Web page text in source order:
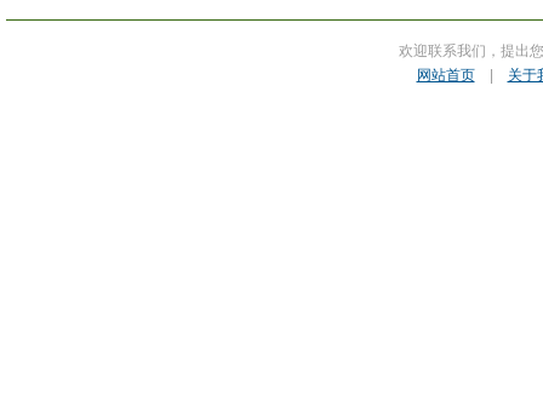
欢迎联系我们，提出
网站首页| 关于